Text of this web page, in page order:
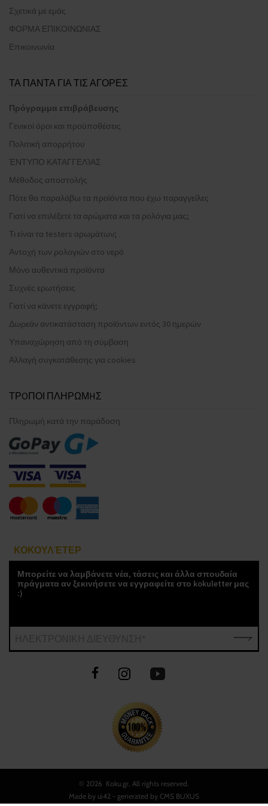
Σχετικά με εμάς
ΦΟΡΜΑ ΕΠΙΚΟΙΝΩΝΙΑΣ
Επικοινωνία
ΤΑ ΠΑΝΤΑ ΓΙΑ ΤΙΣ ΑΓΟΡΕΣ
Πρόγραμμα επιβράβευσης
Γενικοί όροι και προϋποθέσεις
Πολιτική απορρήτου
ΈΝΤΥΠΟ ΚΑΤΑΓΓΕΛΊΑΣ
Μέθοδος αποστολής
Πότε θα παραλάβω τα προϊόντα που έχω παραγγείλει;
Γιατί να επιλέξετε τα αρώματα και τα ρολόγια μας;
Τι είναι τα testers αρωμάτων;
Αντοχή των ρολογιών στο νερό
Μόνο αυθεντικά προϊόντα
Συχνές ερωτήσεις
Γιατί να κάνετε εγγραφή;
Δωρεάν αντικατάσταση προϊόντων εντός 30 ημερών
Υπαναχώρηση από τη σύμβαση
Αλλαγή συγκατάθεσης για cookies
ΤΡOΠΟΙ ΠΛΗΡΩΜHΣ
Πληρωμή κατά την παράδοση
ΚΟΚΟΥΛΈΤΕΡ
Μπορείτε να λαμβάνετε νέα, τάσεις και άλλα σπουδαία
πράγματα αν ξεκινήσετε να εγγραφείτε στο kokuletter μας
:)
© 2026 Koku.gr, All rights reserved.
Made by ui42 - generated by CMS BUXUS